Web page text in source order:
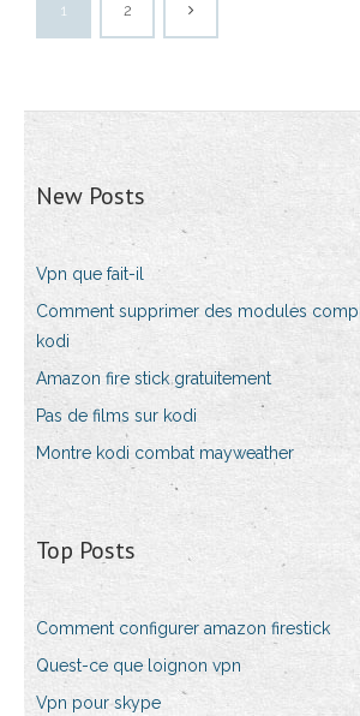
1 2
New Posts
Vpn que fait-il
Comment supprimer des modules
kodi
Amazon fire stick gratuitement
Pas de films sur kodi
Montre kodi combat mayweather
Top Posts
Comment configurer amazon firestick
Quest-ce que loignon vpn
Vpn pour skype